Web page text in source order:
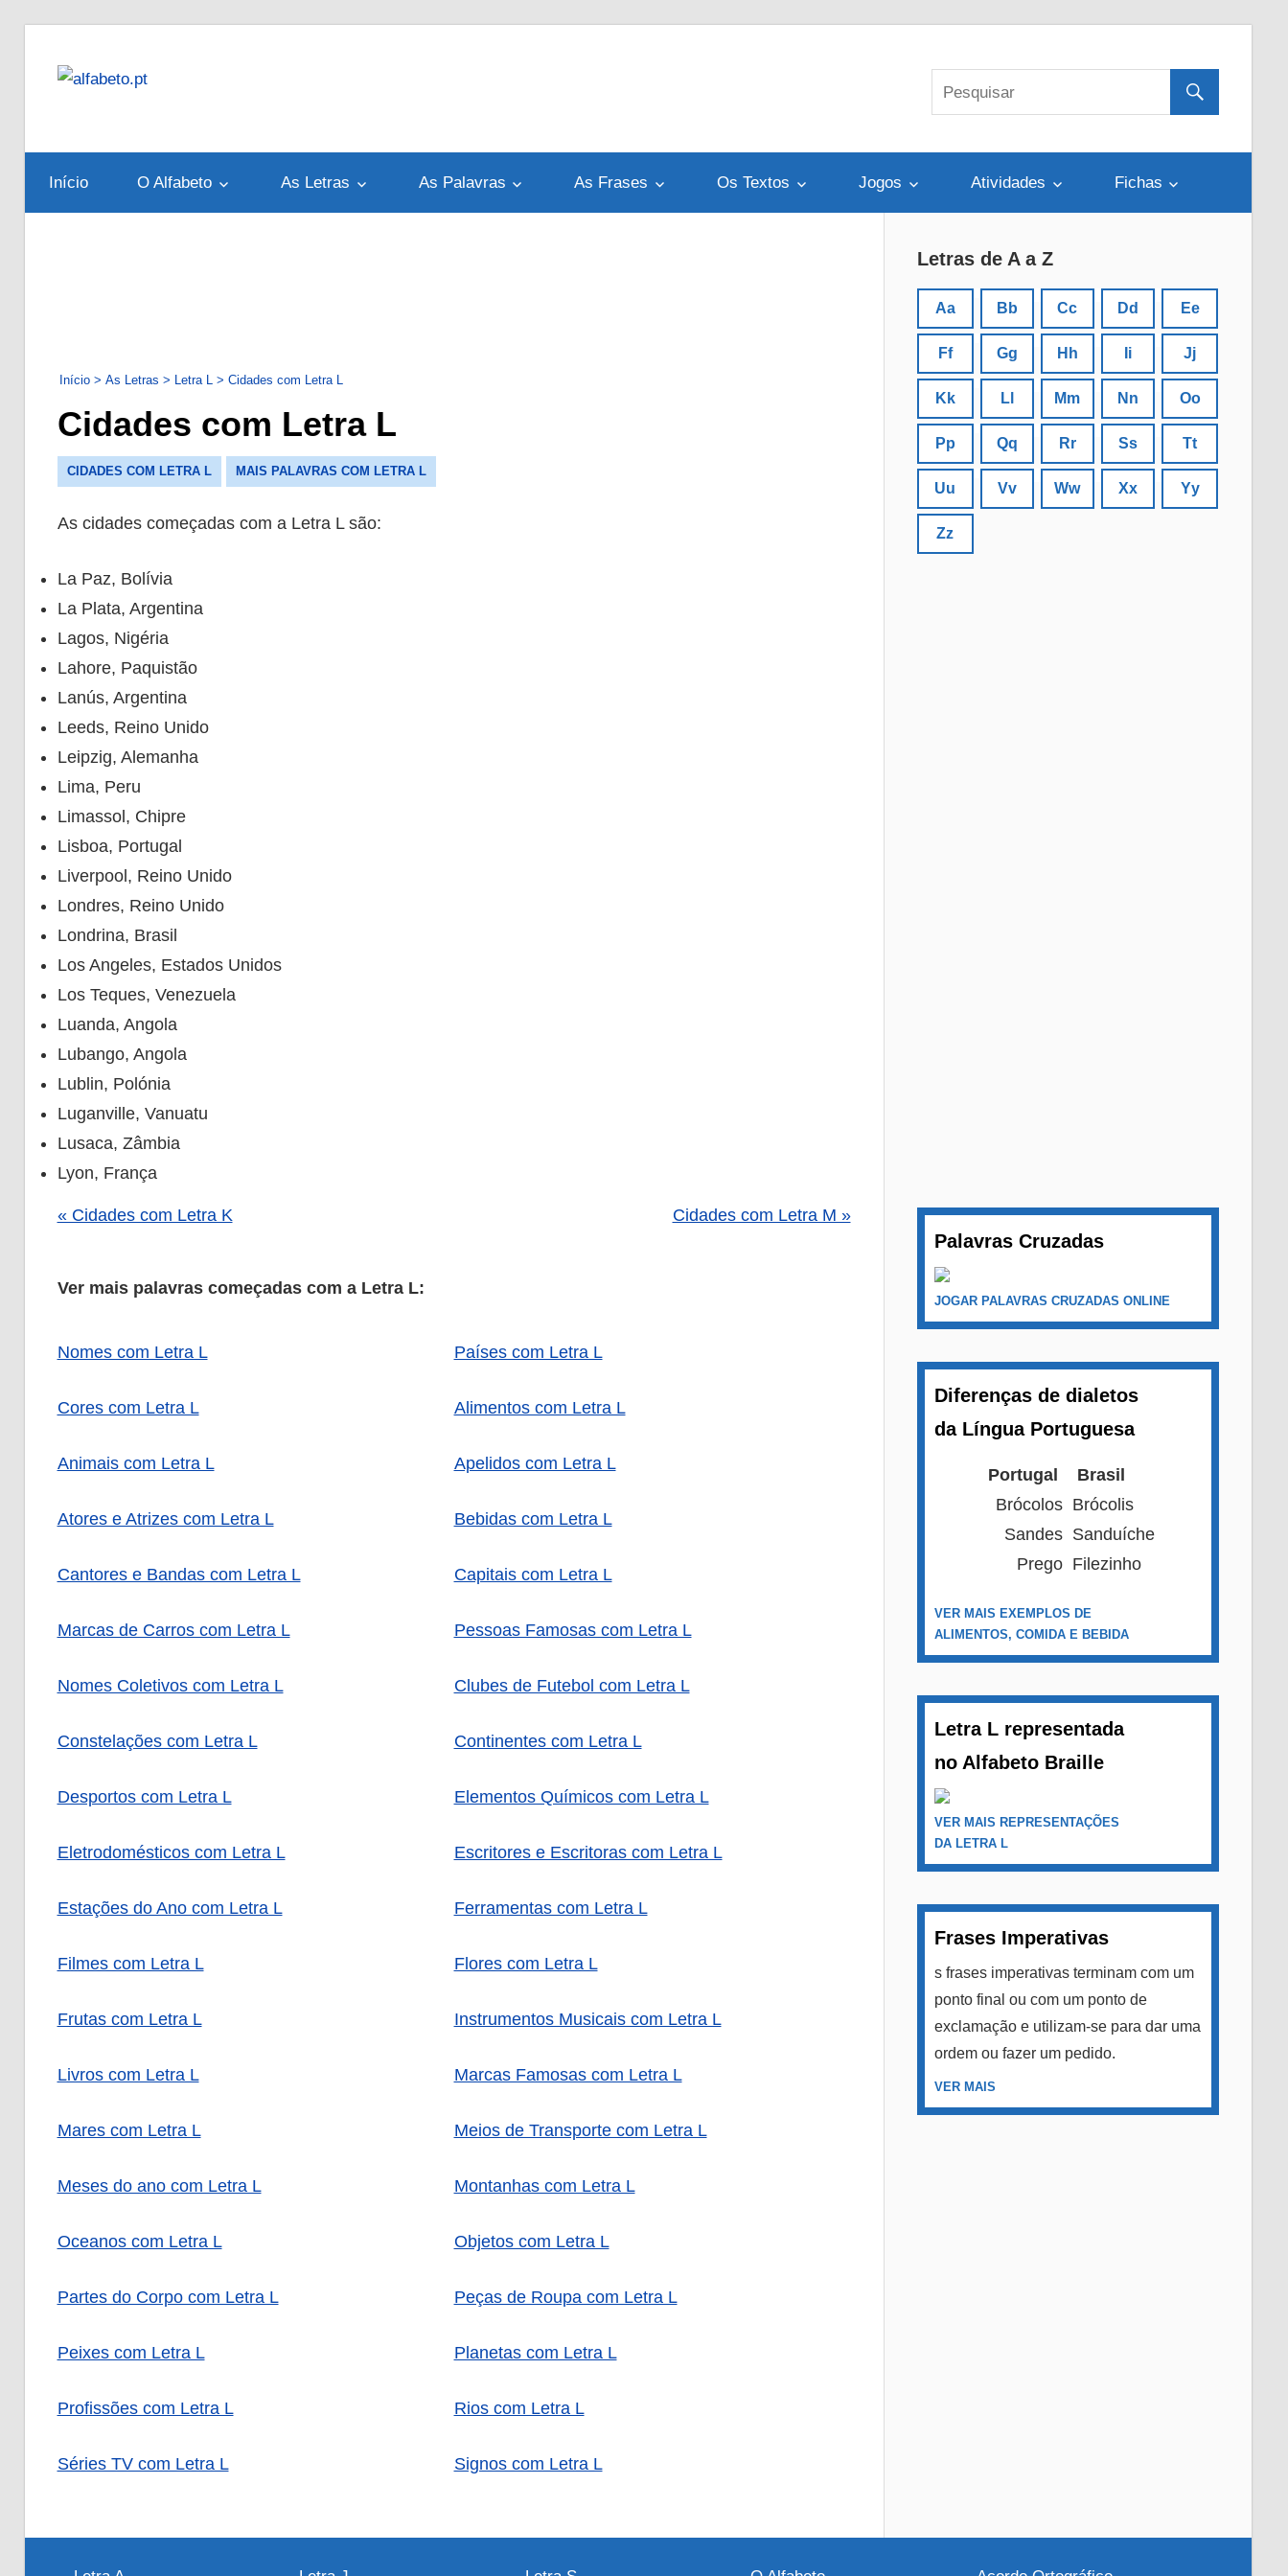
o
Alfabeto
Português
Início O Alfabeto As Letras As Palavras As Frases Os Textos Jogos Atividades Fichas
Início > As Letras > Letra L > Cidades com Letra L
Cidades com Letra L
CIDADES COM LETRA L MAIS PALAVRAS COM LETRA L
As cidades começadas com a Letra L são:
La Paz, Bolívia
La Plata, Argentina
Lagos, Nigéria
Lahore, Paquistão
Lanús, Argentina
Leeds, Reino Unido
Leipzig, Alemanha
Lima, Peru
Limassol, Chipre
Lisboa, Portugal
Liverpool, Reino Unido
Londres, Reino Unido
Londrina, Brasil
Los Angeles, Estados Unidos
Los Teques, Venezuela
Luanda, Angola
Lubango, Angola
Lublin, Polónia
Luganville, Vanuatu
Lusaca, Zâmbia
Lyon, França
« Cidades com Letra K Cidades com Letra M »
Ver mais palavras começadas com a Letra L:
Nomes com Letra L
Cores com Letra L
Animais com Letra L
Atores e Atrizes com Letra L
Cantores e Bandas com Letra L
Marcas de Carros com Letra L
Nomes Coletivos com Letra L
Constelações com Letra L
Desportos com Letra L
Eletrodomésticos com Letra L
Estações do Ano com Letra L
Filmes com Letra L
Frutas com Letra L
Livros com Letra L
Mares com Letra L
Meses do ano com Letra L
Oceanos com Letra L
Partes do Corpo com Letra L
Peixes com Letra L
Profissões com Letra L
Séries TV com Letra L
Países com Letra L
Alimentos com Letra L
Apelidos com Letra L
Bebidas com Letra L
Capitais com Letra L
Pessoas Famosas com Letra L
Clubes de Futebol com Letra L
Continentes com Letra L
Elementos Químicos com Letra L
Escritores e Escritoras com Letra L
Ferramentas com Letra L
Flores com Letra L
Instrumentos Musicais com Letra L
Marcas Famosas com Letra L
Meios de Transporte com Letra L
Montanhas com Letra L
Objetos com Letra L
Peças de Roupa com Letra L
Planetas com Letra L
Rios com Letra L
Signos com Letra L
Letras de A a Z
Aa Bb Cc Dd Ee
Ff Gg Hh Ii Jj
Kk Ll Mm Nn Oo
Pp Qq Rr Ss Tt
Uu Vv Ww Xx Yy
Zz
Palavras Cruzadas
JOGAR PALAVRAS CRUZADAS ONLINE
Diferenças de dialetos
da Língua Portuguesa
Portugal
Brasil
Brócolos Brócolis
Sandes Sanduíche
Prego Filezinho
VER MAIS EXEMPLOS DE
ALIMENTOS, COMIDA E BEBIDA
Letra L representada
no Alfabeto Braille
VER MAIS REPRESENTAÇÕES
DA LETRA L
Frases Imperativas
s frases imperativas terminam com um
ponto final ou com um ponto de
exclamação e utilizam-se para dar uma
ordem ou fazer um pedido.
VER MAIS